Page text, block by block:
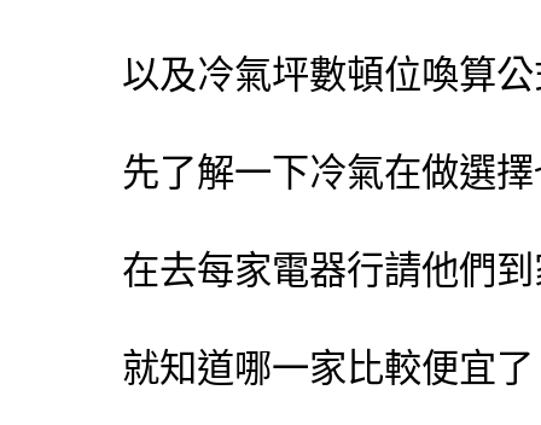
以及冷氣坪數頓位喚算
先了解一下冷氣在做選
在去每家電器行請他們
就知道哪一家比較便宜了